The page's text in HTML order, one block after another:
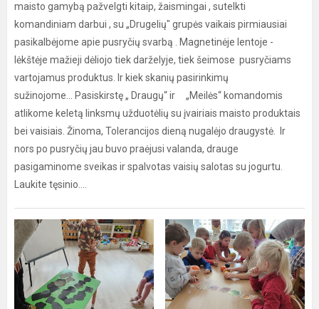
maisto gamybą pažvelgti kitaip, žaismingai , sutelkti
komandiniam darbui , su „Drugelių" grupės vaikais pirmiausiai
pasikalbėjome apie pusryčių svarbą . Magnetinėje lentoje -
lėkštėje mažieji dėliojo tiek darželyje, tiek šeimose pusryčiams
vartojamus produktus. Ir kiek skanių pasirinkimų
sužinojome... Pasiskirstę „ Draugų“ ir „Meilės“ komandomis
atlikome keletą linksmų užduotėlių su įvairiais maisto produktais
bei vaisiais. Žinoma, Tolerancijos dieną nugalėjo draugystė. Ir
nors po pusryčių jau buvo praėjusi valanda, drauge
pasigaminome sveikas ir spalvotas vaisių salotas su jogurtu.
Laukite tęsinio....